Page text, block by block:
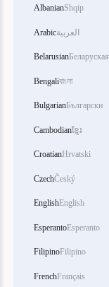
AlbanianShqip
Arabicالعربية
BelarusianБеларуская
Bengaliবাংলা
BulgarianБългарски
Cambodianខ្មែរ
CroatianHrvatski
CzechČeský
EnglishEnglish
EsperantoEsperanto
FilipinoFilipino
FrenchFrançais